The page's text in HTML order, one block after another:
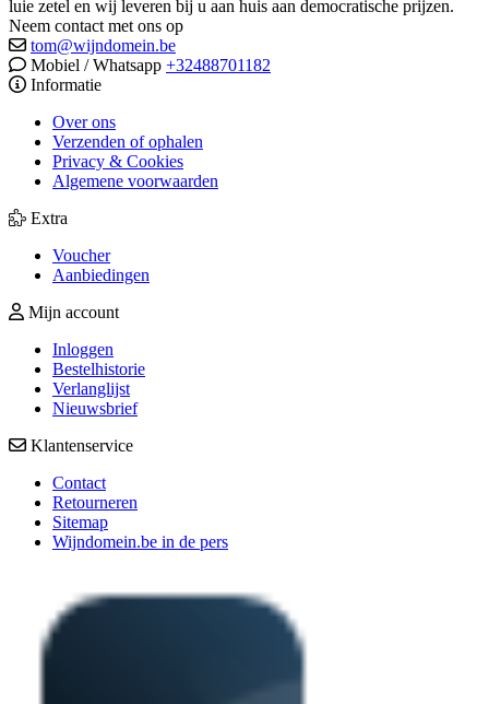
luie zetel en wij leveren bij u aan huis aan democratische prijzen.
Neem contact met ons op
tom@wijndomein.be
Mobiel / Whatsapp +32488701182
Informatie
Over ons
Verzenden of ophalen
Privacy & Cookies
Algemene voorwaarden
Extra
Voucher
Aanbiedingen
Mijn account
Inloggen
Bestelhistorie
Verlanglijst
Nieuwsbrief
Klantenservice
Contact
Retourneren
Sitemap
Wijndomein.be in de pers